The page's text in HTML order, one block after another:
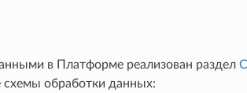
в Платформе реализован раздел
обработки данных: